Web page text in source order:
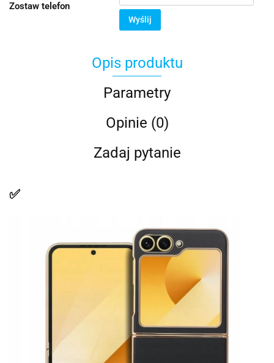
Zostaw telefon
Wyślij
Opis produktu
Parametry
Opinie (0)
Zadaj pytanie
✅